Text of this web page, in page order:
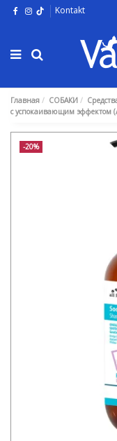
Kontakt
Главная СОБАКИ
с успокаивающим эффектом
-20%